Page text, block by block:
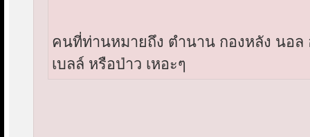
คนที่ท่านหมายถึง ตำนาน กองหลัง นอ
เบลล์ หรือป่าว เหอะๆ